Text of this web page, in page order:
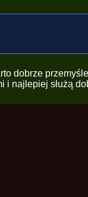
dobrze
i najlepiej służą